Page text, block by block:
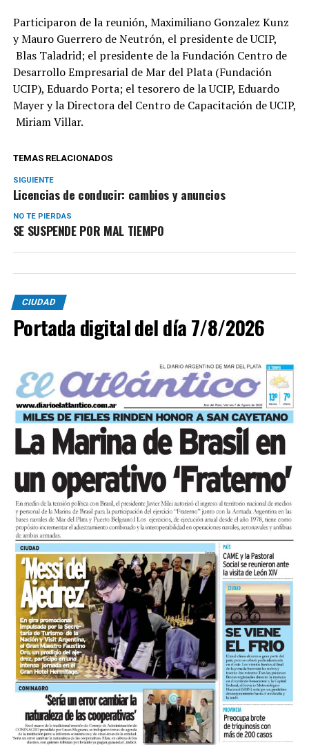
Participaron de la reunión, Maximiliano Gonzalez Kunz
y Mauro Guerrero de Neutrón, el presidente de UCIP,
Blas Taladrid; el presidente de la Fundación Centro de
Desarrollo Empresarial de Mar del Plata (Fundación
UCIP), Eduardo Porta; el tesorero de la UCIP, Eduardo
Mayer y la Directora del Centro de Capacitación de UCIP,
Miriam Villar.
TEMAS RELACIONADOS
SIGUIENTE
Licencias de conducir: cambios y anuncios
NO TE PIERDAS
SE SUSPENDE POR MAL TIEMPO
CIUDAD
Portada digital del día 7/8/2026